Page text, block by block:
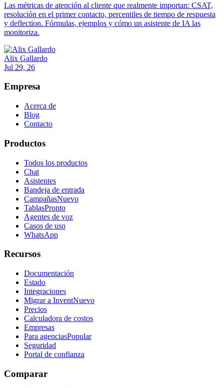
Las métricas de atención al cliente que realmente importan: CSAT,
resolución en el primer contacto, percentiles de tiempo de respuesta
y deflection. Fórmulas, ejemplos y cómo un asistente de IA las
monitoriza.
Alix Gallardo
Jul 29, 26
Empresa
Acerca de
Blog
Contacto
Productos
Todos los productos
Chat
Asistentes
Bandeja de entrada
CampañasNuevo
TablasPronto
Agentes de voz
Casos de uso
WhatsApp
Recursos
Documentación
Estado
Integraciones
Migrar a InventNuevo
Precios
Calculadora de costos
Empresas
Para agenciasPopular
Seguridad
Portal de confianza
Comparar